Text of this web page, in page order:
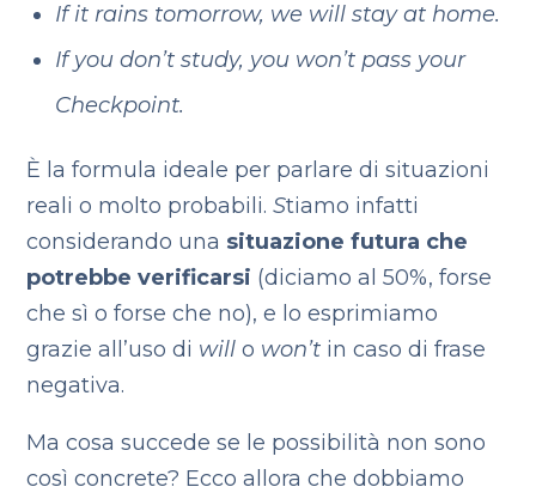
If it rains tomorrow, we will stay at home.
If you don’t study, you won’t pass your
Checkpoint.
È la formula ideale per parlare di situazioni
reali o molto probabili.Stiamo infatti
considerando una situazione futura che
potrebbe verificarsi (diciamo al 50%, forse
che sì o forse che no), e lo esprimiamo
grazie all’uso di will o won’t in caso di frase
negativa.
Ma cosa succede se le possibilità non sono
così concrete? Ecco allora che dobbiamo